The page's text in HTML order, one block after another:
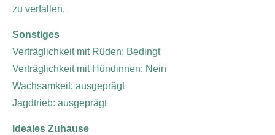
zu verfallen.
Sonstiges
Verträglichkeit mit Rüden: Bedingt
Verträglichkeit mit Hündinnen: Nein
Wachsamkeit: ausgeprägt
Jagdtrieb: ausgeprägt
Ideales Zuhause